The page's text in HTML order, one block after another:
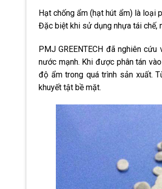
Hạt chống ẩm (hạt hút ẩm) là loại
Đặc biệt khi sử dụng nhựa tái chế,
PMJ GREENTECH đã nghiên
nước mạnh. Khi được phân tán
độ ẩm trong quá trình sản xuất.
khuyết tật bề mặt.